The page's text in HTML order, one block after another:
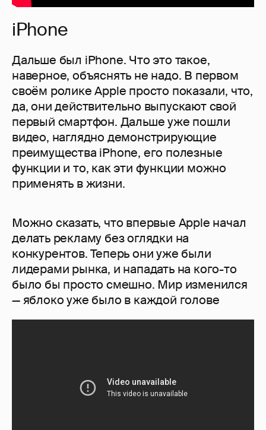
iPhone
Дальше был iPhone. Что это такое,
наверное, объяснять не надо. В первом
своём ролике Apple просто показали, что,
да, они действительно выпускают свой
первый смартфон. Дальше уже пошли
видео, наглядно демонстрирующие
преимущества iPhone, его полезные
функции и то, как эти функции можно
применять в жизни.
Можно сказать, что впервые Apple начал
делать рекламу без оглядки на
конкурентов. Теперь они уже были
лидерами рынка, и нападать на кого-то
было бы просто смешно. Мир изменился
— яблоко уже было в каждой голове